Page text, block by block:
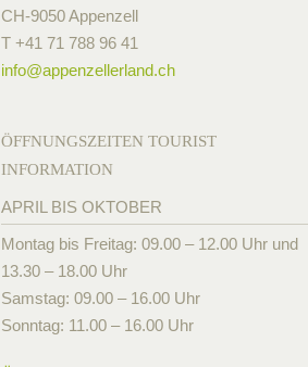
CH-9050 Appenzell
T +41 71 788 96 41
info@appenzellerland.ch
ÖFFNUNGSZEITEN TOURIST
INFORMATION
APRIL BIS OKTOBER
Montag bis Freitag: 09.00 – 12.00 Uhr und
13.30 – 18.00 Uhr
Samstag: 09.00 – 16.00 Uhr
Sonntag: 11.00 – 16.00 Uhr